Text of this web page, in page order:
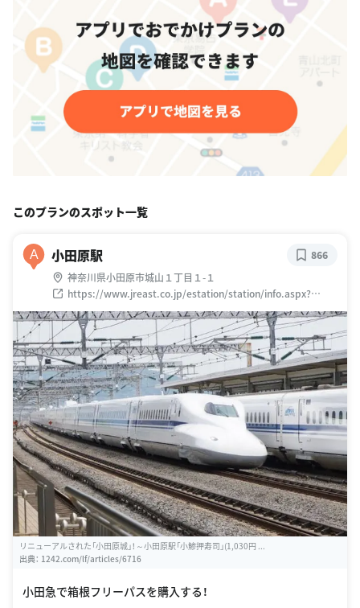
このプランのスポット一覧
A 小田原駅
神奈川県小田原市城山１丁目１-１
https://www.jreast.co.jp/estation/station/info.aspx?
StationCd=382
866
リニューアルされた「小田原城」！～小田原駅「小鯵押寿司」(1,030円 ...
出典： 1242.com/lf/articles/6716
小田急で箱根フリーパスを購入する！